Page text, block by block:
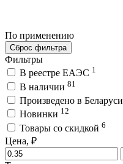
По применению
Сброс фильтра
Фильтры
В реестре ЕАЭС 1
В наличии 81
Произведено в Беларуси
Новинки 12
Товары со скидкой 6
Цена, ₽